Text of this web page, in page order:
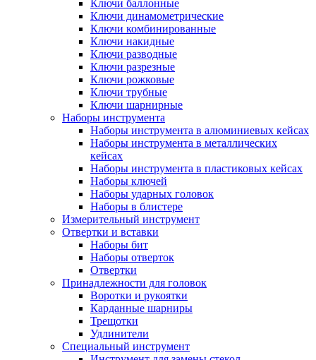
Ключи баллонные
Ключи динамометрические
Ключи комбинированные
Ключи накидные
Ключи разводные
Ключи разрезные
Ключи рожковые
Ключи трубные
Ключи шарнирные
Наборы инструмента
Наборы инструмента в алюминиевых кейсах
Наборы инструмента в металлических
кейсах
Наборы инструмента в пластиковых кейсах
Наборы ключей
Наборы ударных головок
Наборы в блистере
Измерительный инструмент
Отвертки и вставки
Наборы бит
Наборы отверток
Отвертки
Принадлежности для головок
Воротки и рукоятки
Карданные шарниры
Трещотки
Удлинители
Специальный инструмент